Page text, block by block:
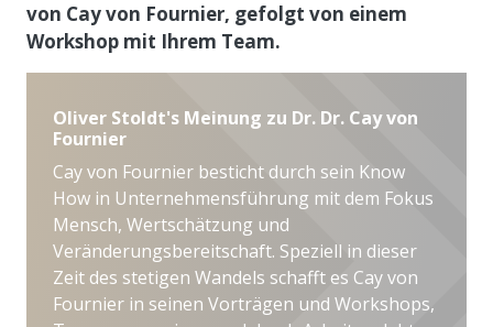
von Cay von Fournier, gefolgt von einem
Workshop mit Ihrem Team.
Oliver Stoldt's Meinung zu Dr. Dr. Cay von
Fournier
Cay von Fournier besticht durch sein Know
How in Unternehmensführung mit dem Fokus
Mensch, Wertschätzung und
Veränderungsbereitschaft. Speziell in dieser
Zeit des stetigen Wandels schafft es Cay von
Fournier in seinen Vorträgen und Workshops,